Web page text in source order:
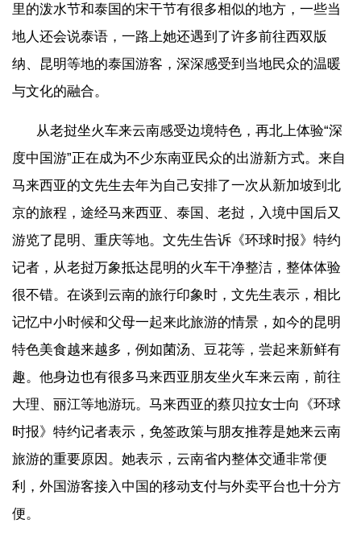
里的泼水节和泰国的宋干节有很多相似的地方，一些当
地人还会说泰语，一路上她还遇到了许多前往西双版
纳、昆明等地的泰国游客，深深感受到当地民众的温暖
与文化的融合。
从老挝坐火车来云南感受边境特色，再北上体验“深
度中国游”正在成为不少东南亚民众的出游新方式。来自
马来西亚的文先生去年为自己安排了一次从新加坡到北
京的旅程，途经马来西亚、泰国、老挝，入境中国后又
游览了昆明、重庆等地。文先生告诉《环球时报》特约
记者，从老挝万象抵达昆明的火车干净整洁，整体体验
很不错。在谈到云南的旅行印象时，文先生表示，相比
记忆中小时候和父母一起来此旅游的情景，如今的昆明
特色美食越来越多，例如菌汤、豆花等，尝起来新鲜有
趣。他身边也有很多马来西亚朋友坐火车来云南，前往
大理、丽江等地游玩。马来西亚的蔡贝拉女士向《环球
时报》特约记者表示，免签政策与朋友推荐是她来云南
旅游的重要原因。她表示，云南省内整体交通非常便
利，外国游客接入中国的移动支付与外卖平台也十分方
便。